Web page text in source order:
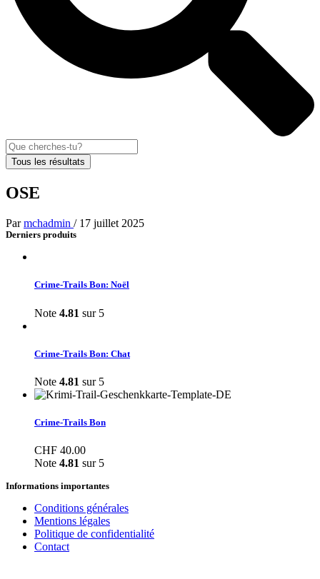
Tous les résultats
OSE
Parmchadmin / 17 juillet 2025
Derniers produits
Crime-Trails Bon: Noël
Note 4.81 sur 5
Crime-Trails Bon: Chat
Note 4.81 sur 5
Crime-Trails Bon
CHF 40.00
Note 4.81 sur 5
Informations importantes
Conditions générales
Mentions légales
Politique de confidentialité
Contact